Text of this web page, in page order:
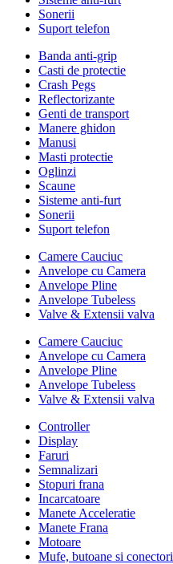
Sonerii
Suport telefon
Banda anti-grip
Casti de protectie
Crash Pegs
Reflectorizante
Genti de transport
Manere ghidon
Manusi
Masti protectie
Oglinzi
Scaune
Sisteme anti-furt
Sonerii
Suport telefon
Camere Cauciuc
Anvelope cu Camera
Anvelope Pline
Anvelope Tubeless
Valve & Extensii valva
Camere Cauciuc
Anvelope cu Camera
Anvelope Pline
Anvelope Tubeless
Valve & Extensii valva
Controller
Display
Faruri
Semnalizari
Stopuri frana
Incarcatoare
Manete Acceleratie
Manete Frana
Motoare
Mufe, butoane si conectori